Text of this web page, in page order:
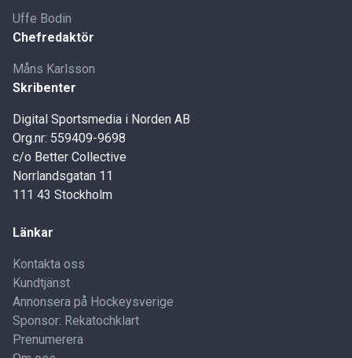
Uffe Bodin
Chefredaktör
Måns Karlsson
Skribenter
Digital Sportsmedia i Norden AB
Org.nr: 559409-9698
c/o Better Collective
Norrlandsgatan 11
111 43 Stockholm
Länkar
Kontakta oss
Kundtjänst
Annonsera på Hockeysverige
Sponsor: Rekatochklart
Prenumerera